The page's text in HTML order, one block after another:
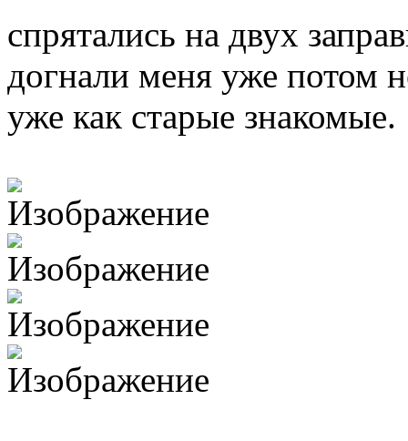
спрятались на двух
догнали меня уже потом
уже как старые знакомые.